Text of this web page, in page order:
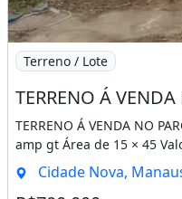
Imagem: TERRENO Á
Terreno / Lote
TERRENO Á VENDA NO
amp gt Área de 15 × 45
Cidade Nova,